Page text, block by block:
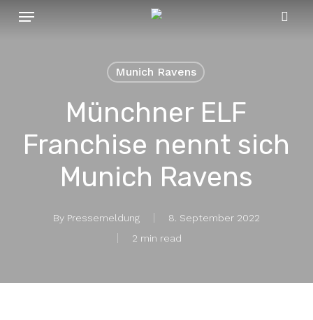
SkipMenu
Munich Ravens
Münchner ELF
Franchise nennt sich
Munich Ravens
By Pressemeldung
8. September 2022
2 min read